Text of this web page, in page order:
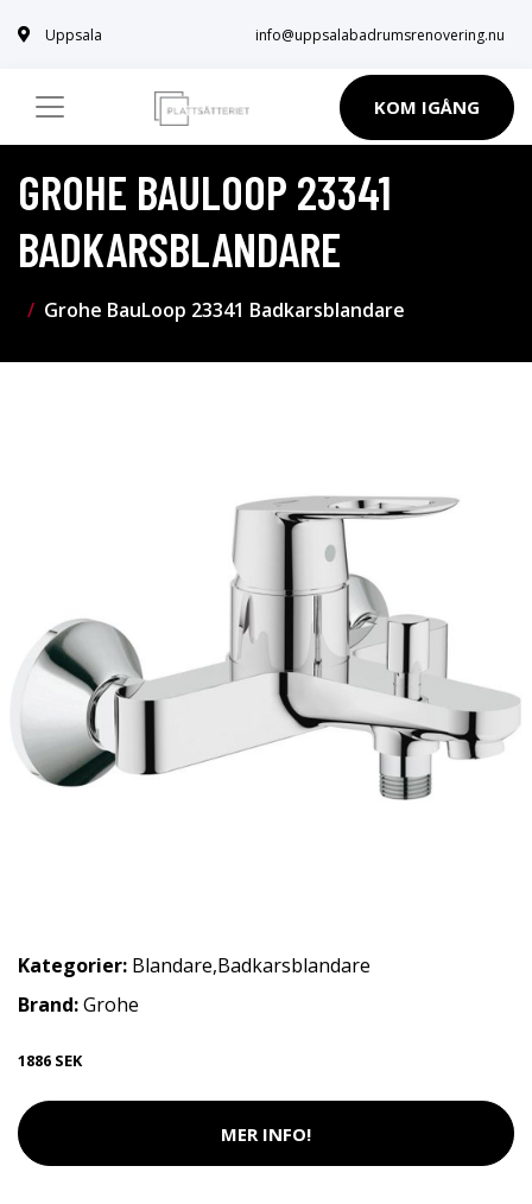
Uppsala info@uppsalabadrumsrenovering.nu
KOM IGÅNG
GROHE BAULOOP 23341
BADKARSBLANDARE
Grohe BauLoop 23341 Badkarsblandare
Kategorier: Blandare,Badkarsblandare
Brand:Grohe
1886 SEK
MER INFO!